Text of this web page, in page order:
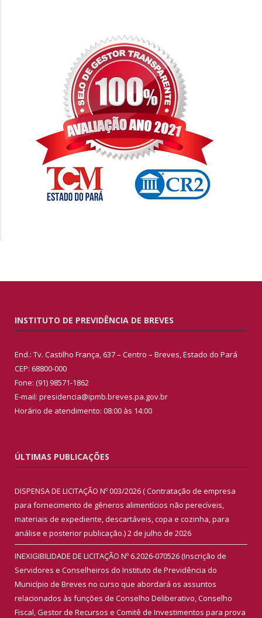
INSTITUTO DE PREVIDÊNCIA DE BREVES
End.: Tv. Castilho França, 637 – Centro – Breves, Estado do Pará
CEP: 68800-000
Fone: (91) 98571-1862
E-mail: presidencia@ipmb.breves.pa.gov.br
Horário de atendimento: 08:00 às 14:00
ÚLTIMAS PUBLICAÇÕES
DISPENSA DE LICITAÇÃO Nº 003/2026 ( Contratação de empresa
para fornecimento de gêneros alimentícios não perecíveis,
materiais de expediente, descartáveis, copa e cozinha, para
análise e posterior publicação.)2 de julho de 2026
INEXIGIBILIDADE DE LICITAÇÃO Nº 6.2026-070526 (Inscrição de
Servidores e Conselheiros do Instituto de Previdência do
Município de Breves no curso que abordará os assuntos
relacionados às funções de Conselho Deliberativo, Conselho
Fiscal, Gestor de Recursos e Comitê de Investimentos para prova